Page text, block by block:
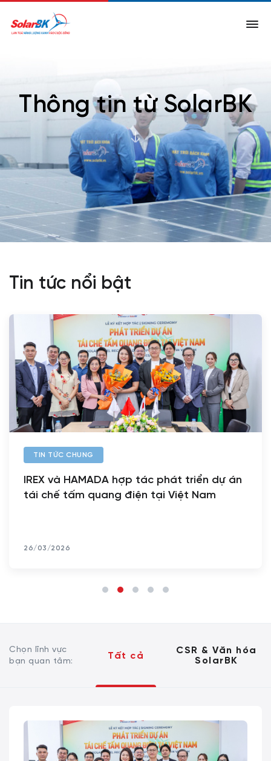
Thông tin từ SolarBK
Tin tức nổi bật
TIN TỨC CHUNG
IREX và HAMADA hợp tác phát triển dự án
tái chế tấm quang điện tại Việt Nam
26/03/2026
Chọn lĩnh vực
bạn quan tâm:
Tất cả
CSR & Văn hóa
SolarBK